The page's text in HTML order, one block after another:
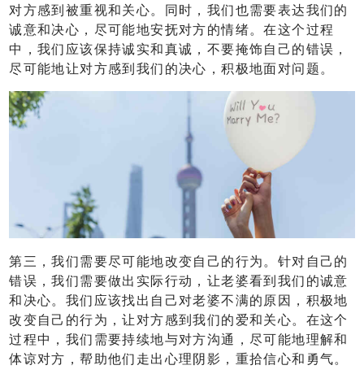
对方感到被重视和关心。同时，我们也需要表达我们的
诚意和决心，尽可能地安抚对方的情绪。在这个过程
中，我们应该保持诚实和真诚，不要掩饰自己的错误，
尽可能地让对方感到我们的决心，积极地面对问题。
第三，我们需要尽可能地改变自己的行为。针对自己的
错误，我们需要做出实际行动，让老婆看到我们的诚意
和决心。我们应该找出自己对老婆不满的原因，积极地
改变自己的行为，让对方感到我们的爱和关心。在这个
过程中，我们需要持续地与对方沟通，尽可能地理解和
体谅对方，帮助他们走出心理阴影，重拾信心和勇气。